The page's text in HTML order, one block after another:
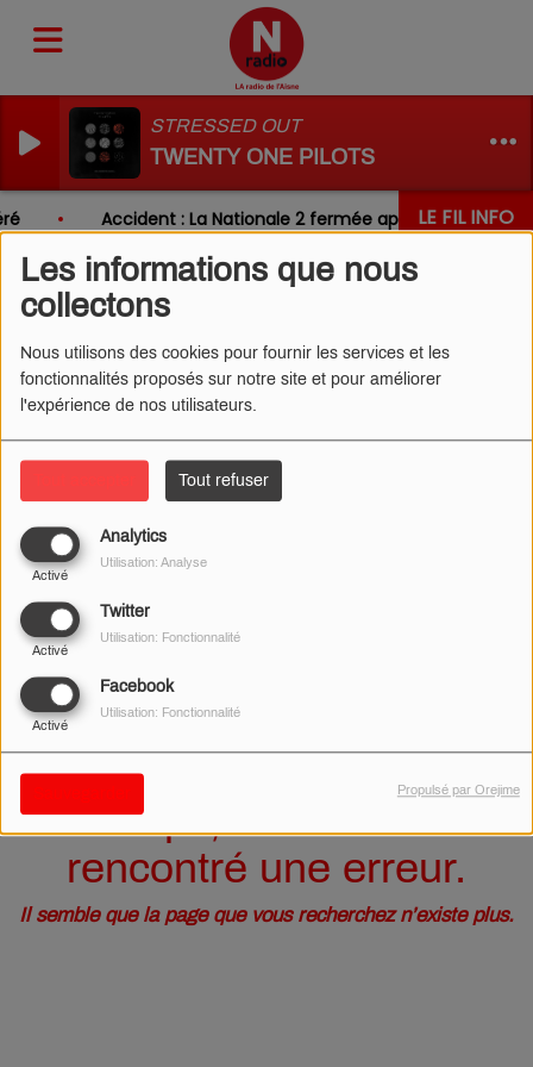
Les informations que nous
collectons
Nous utilisons des cookies pour fournir les services et les
fonctionnalités proposés sur notre site et pour améliorer
l'expérience de nos utilisateurs.
Tout refuser
Analytics
Activé
Utilisation: Analyse
Twitter
Activé
Utilisation: Fonctionnalité
Facebook
Activé
Utilisation: Fonctionnalité
Propulsé par Orejime
STRESSED OUT
TWENTY ONE PILOTS
LE FIL INFO
Accident : La Nationale 2 fermée après un choc
Oups, vous avez
rencontré une erreur.
Il semble que la page que vous recherchez n’existe plus.